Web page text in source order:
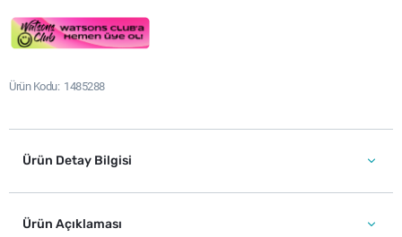
Ürün Kodu 1485288
Ürün Detay Bilgisi
Ürün Açıklaması